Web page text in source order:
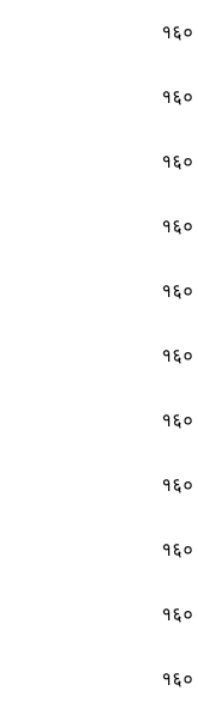
१६०
१६०
१६०
१६०
१६०
१६०
१६०
१६०
१६०
१६०
१६०